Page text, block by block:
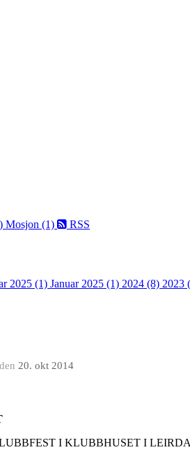
Mosjon (1) RSS
2025 (1) Januar 2025 (1) 2024 (8) 2023
den 20. okt 2014
I KLUBBHUSET I